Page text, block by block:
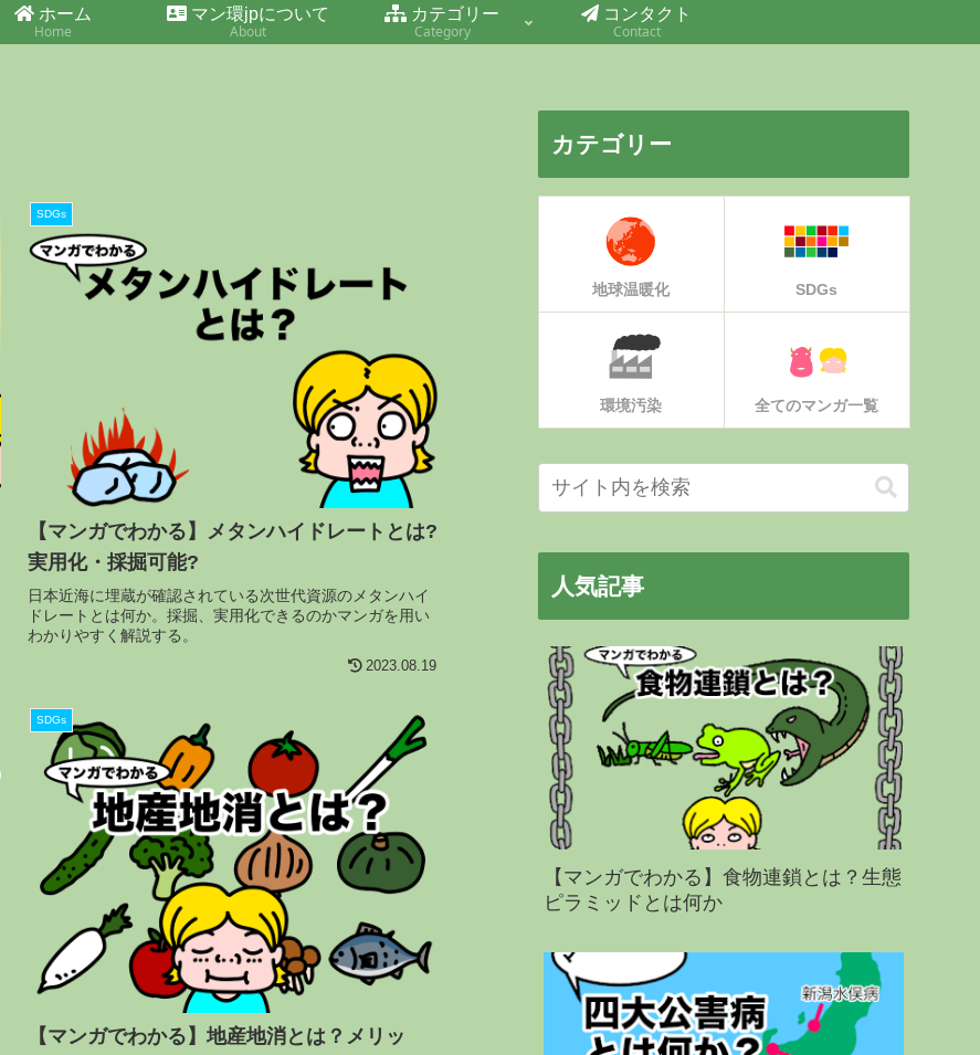
ホーム
Home
マン環jpについて
About
カテゴリー
Category
コンタクト
Contact
SDGs
【マンガでわかる】メタンハイドレートとは?
実用化・採掘可能?
日本近海に埋蔵が確認されている次世代資源のメタンハイ
ドレートとは何か。採掘、実用化できるのかマンガを用い
わかりやすく解説する。
2023.08.19
SDGs
【マンガでわかる】地産地消とは？メリッ
カテゴリー
地球温暖化 SDGs
環境汚染 全てのマンガ一覧
人気記事
【マンガでわかる】食物連鎖とは？生態
ピラミッドとは何か